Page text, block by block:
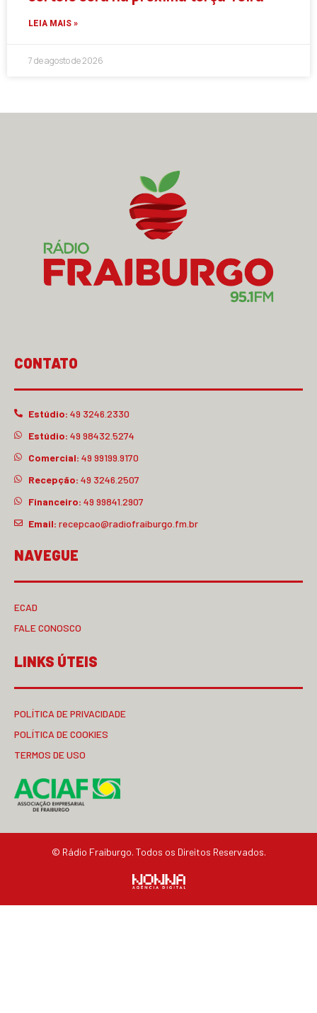
LEIA MAIS »
7 de agosto de 2026
CONTATO
Estúdio: 49 3246.2330
Estúdio: 49 98432.5274
Comercial: 49 99199.9170
Recepção: 49 3246.2507
Financeiro: 49 99841.2907
Email: recepcao@radiofraiburgo.fm.br
NAVEGUE
ECAD
FALE CONOSCO
LINKS ÚTEIS
POLÍTICA DE PRIVACIDADE
POLÍTICA DE COOKIES
TERMOS DE USO
© Rádio Fraiburgo. Todos os Direitos Reservados.